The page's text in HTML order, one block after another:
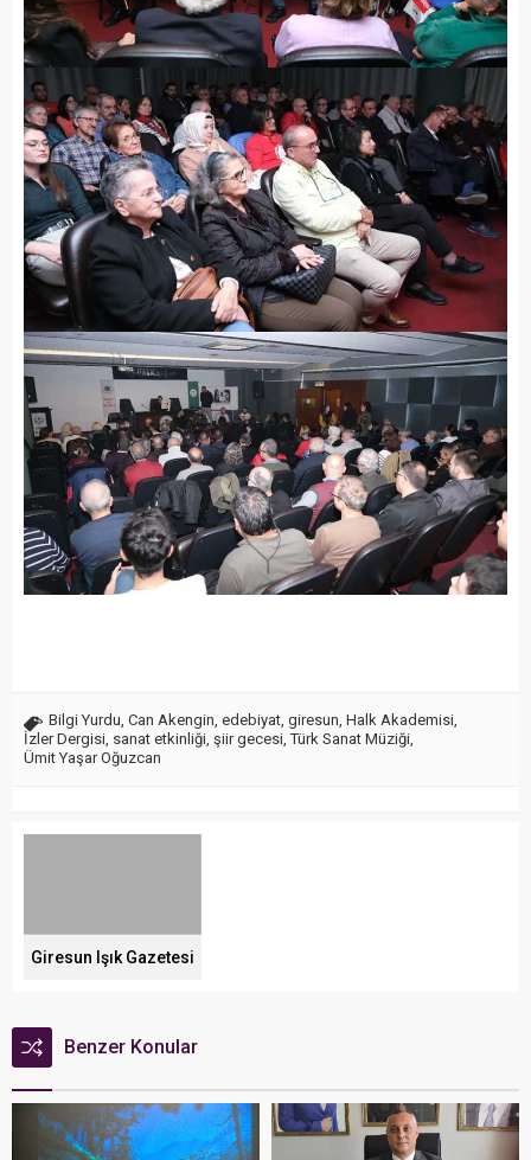
Bilgi Yurdu, Can Akengin, edebiyat, giresun, Halk Akademisi,
İzler Dergisi, sanat etkinliği, şiir gecesi,Türk Sanat Müziği,
Ümit Yaşar Oğuzcan
Giresun Işık Gazetesi
Benzer Konular